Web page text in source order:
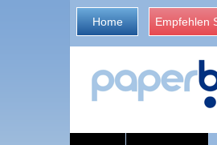
Home Empfehlen